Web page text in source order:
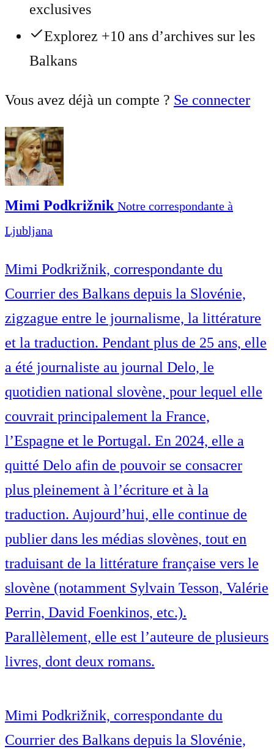
exclusives
Explorez +10 ans d’archives sur les
Balkans
Vous avez déjà un compte ? Se connecter
Mimi Podkrižnik Notre correspondante à
Ljubljana
Mimi Podkrižnik, correspondante du
Courrier des Balkans depuis la Slovénie,
zigzague entre le journalisme, la littérature
et la traduction. Pendant plus de 25 ans, elle
a été journaliste au journal Delo, le
quotidien national slovène, pour lequel elle
couvrait principalement la France,
l’Espagne et le Portugal. En 2024, elle a
quitté Delo afin de pouvoir se consacrer
plus pleinement à l’écriture et à la
traduction. Aujourd’hui, elle continue de
publier dans les médias slovènes, tout en
traduisant de la littérature française vers le
slovène (notamment Sylvain Tesson, Valérie
Perrin, David Foenkinos, etc.).
Parallèlement, elle est l’auteure de plusieurs
livres, dont deux romans.
Mimi Podkrižnik, correspondante du
Courrier des Balkans depuis la Slovénie,